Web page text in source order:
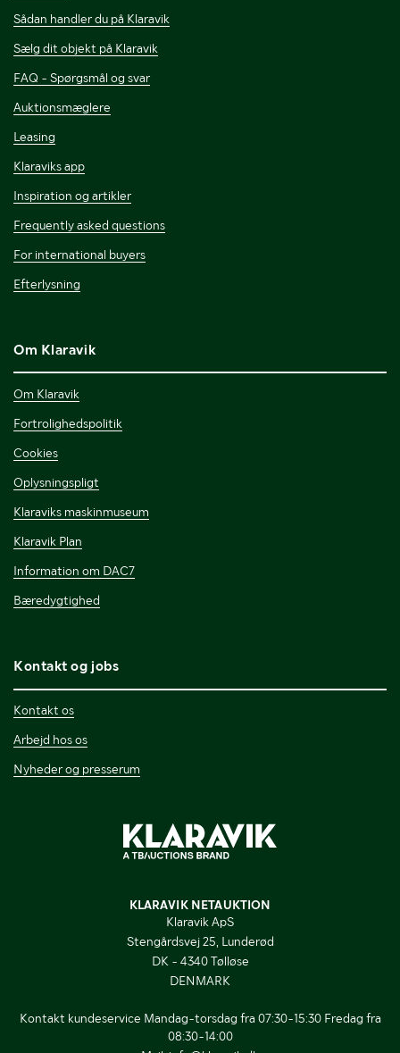
Sådan handler du på Klaravik
Sælg dit objekt på Klaravik
FAQ - Spørgsmål og svar
Auktionsmæglere
Leasing
Klaraviks app
Inspiration og artikler
Frequently asked questions
For international buyers
Efterlysning
Om Klaravik
Om Klaravik
Fortrolighedspolitik
Cookies
Oplysningspligt
Klaraviks maskinmuseum
Klaravik Plan
Information om DAC7
Bæredygtighed
Kontakt og jobs
Kontakt os
Arbejd hos os
Nyheder og presserum
KLARAVIK NETAUKTION
Klaravik ApS
Stengårdsvej 25, Lunderød
DK - 4340 Tølløse
DENMARK
Kontakt kundeservice Mandag-torsdag fra 07:30-15:30 Fredag fra
08:30-14:00